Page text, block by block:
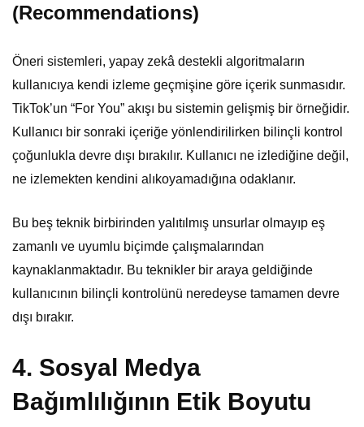
(Recommendations)
Öneri sistemleri, yapay zekâ destekli algoritmaların
kullanıcıya kendi izleme geçmişine göre içerik sunmasıdır.
TikTok’un “For You” akışı bu sistemin gelişmiş bir örneğidir.
Kullanıcı bir sonraki içeriğe yönlendirilirken bilinçli kontrol
çoğunlukla devre dışı bırakılır. Kullanıcı ne izlediğine değil,
ne izlemekten kendini alıkoyamadığına odaklanır.
Bu beş teknik birbirinden yalıtılmış unsurlar olmayıp eş
zamanlı ve uyumlu biçimde çalışmalarından
kaynaklanmaktadır. Bu teknikler bir araya geldiğinde
kullanıcının bilinçli kontrolünü neredeyse tamamen devre
dışı bırakır.
4. Sosyal Medya
Bağımlılığının Etik Boyutu